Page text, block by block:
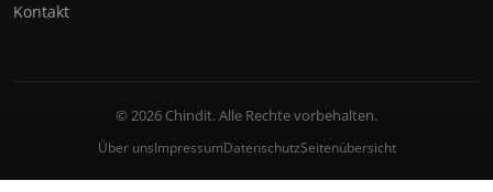
Kontakt
© 2026 Chindit. Alle Rechte vorbehalten.
Über unsImpressumDatenschutzSeitenübersicht